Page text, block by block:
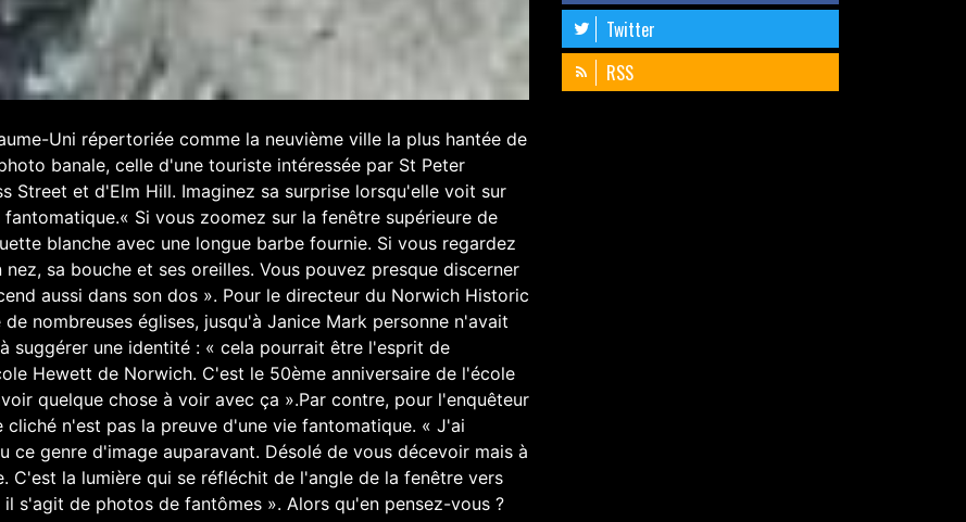
Uni répertoriée comme la neuvième ville la plus hantée de
banale, celle d'une touriste intéressée par St Peter
Street et d'Elm Hill. Imaginez sa surprise lorsqu'elle voit sur
Si vous zoomez sur la fenêtre supérieure de
blanche avec une longue barbe fournie. Si vous regardez
sa bouche et ses oreilles. Vous pouvez presque discerner
aussi dans son dos ». Pour le directeur du Norwich Historic
nombreuses églises, jusqu'à Janice Mark personne n'avait
suggérer une identité : « cela pourrait être l'esprit de
Hewett de Norwich. C'est le 50ème anniversaire de l'école
quelque chose à voir avec ça ».Par contre, pour l'enquêteur
n'est pas la preuve d'une vie fantomatique. « J'ai
genre d'image auparavant. Désolé de vous décevoir mais à
C'est la lumière qui se réfléchit de l'angle de la fenêtre vers
s'agit de photos de fantômes ». Alors qu'en pensez-vous ?
Twitter
RSS